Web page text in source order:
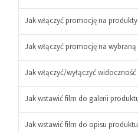
+
Jak włączyć promocję na
Jak włączyć promocję na
Jak włączyć/wyłączyć
Jak wstawić film do galerii
Jak wstawić film do opisu